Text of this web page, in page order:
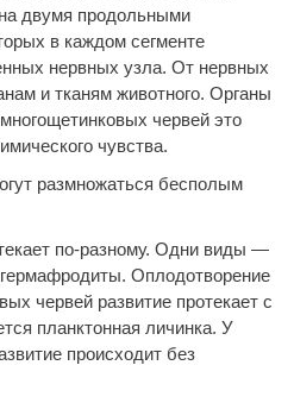
двумя продольными
в каждом сегменте
нервных узла. От нервных
и тканям животного. Органы
червей это
чувства.
размножаться бесполым
по-разному. Одни виды —
Оплодотворение
червей развитие протекает с
планктонная личинка. У
происходит без